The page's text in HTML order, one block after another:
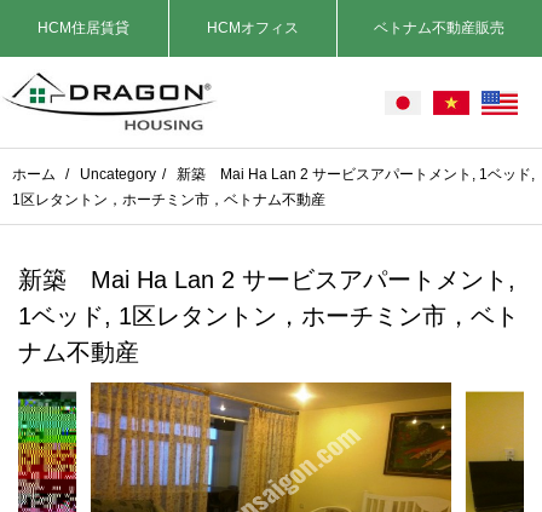
HCM住居賃貸 HCMオフィス ベトナム不動産販売
ホーム / Uncategory /
新築 Mai Ha Lan 2 サービスアパートメント, 1ベッド,
1区レタントン，ホーチミン市，ベトナム不動産
新築 Mai Ha Lan 2 サービスアパートメント,
1ベッド, 1区レタントン，ホーチミン市，ベト
ナム不動産